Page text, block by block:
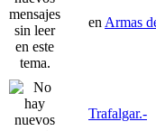
en Armas
Trafalgar.-